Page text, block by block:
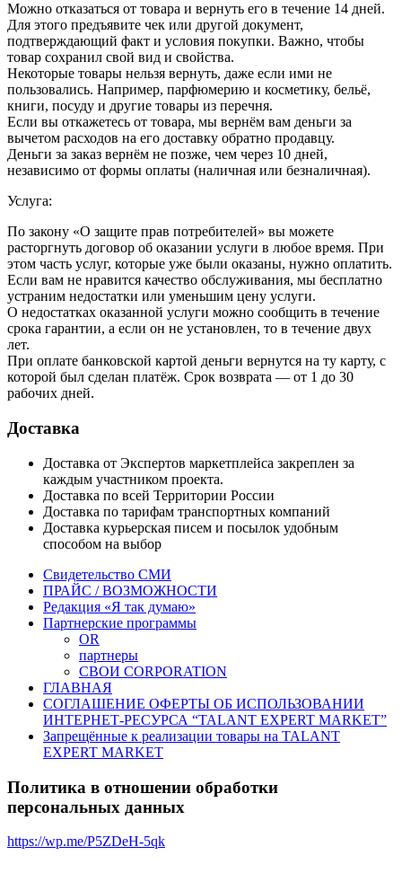
Можно отказаться от товара и вернуть его в течение 14 дней.
Для этого предъявите чек или другой документ,
подтверждающий факт и условия покупки. Важно, чтобы
товар сохранил свой вид и свойства.
Некоторые товары нельзя вернуть, даже если ими не
пользовались. Например, парфюмерию и косметику, бельё,
книги, посуду и другие товары из перечня.
Если вы откажетесь от товара, мы вернём вам деньги за
вычетом расходов на его доставку обратно продавцу.
Деньги за заказ вернём не позже, чем через 10 дней,
независимо от формы оплаты (наличная или безналичная).
Услуга:
По закону «О защите прав потребителей» вы можете
расторгнуть договор об оказании услуги в любое время. При
этом часть услуг, которые уже были оказаны, нужно оплатить.
Если вам не нравится качество обслуживания, мы бесплатно
устраним недостатки или уменьшим цену услуги.
О недостатках оказанной услуги можно сообщить в течение
срока гарантии, а если он не установлен, то в течение двух
лет.
При оплате банковской картой деньги вернутся на ту карту, с
которой был сделан платёж. Срок возврата — от 1 до 30
рабочих дней.
Доставка
Доставка от Экспертов маркетплейса закреплен за
каждым участником проекта.
Доставка по всей Территории России
Доставка по тарифам транспортных компаний
Доставка курьерская писем и посылок удобным
способом на выбор
Свидетельство СМИ
ПРАЙС / ВОЗМОЖНОСТИ
Редакция «Я так думаю»
Партнерские программы
OR
партнеры
СВОИ CORPORATION
ГЛАВНАЯ
СОГЛАШЕНИЕ ОФЕРТЫ ОБ ИСПОЛЬЗОВАНИИ
ИНТЕРНЕТ-РЕСУРСА “TALANT EXPERT MARKET”
Запрещённые к реализации товары на TALANT
EXPERT MARKET
Политика в отношении обработки
персональных данных
https://wp.me/P5ZDeH-5qk